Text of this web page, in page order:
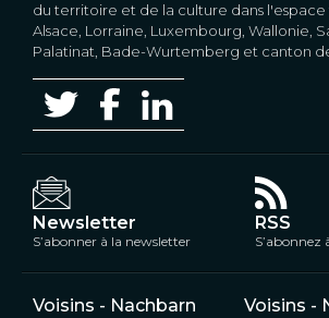
du territoire et de la culture dans
Alsace, Lorraine, Luxembourg, Wallonie,
Palatinat, Bade-Wurtemberg et canton
Newsletter
S’abonner à la newsletter
RSS
S’abonnez
Voisins - Nachbarn Voisins -